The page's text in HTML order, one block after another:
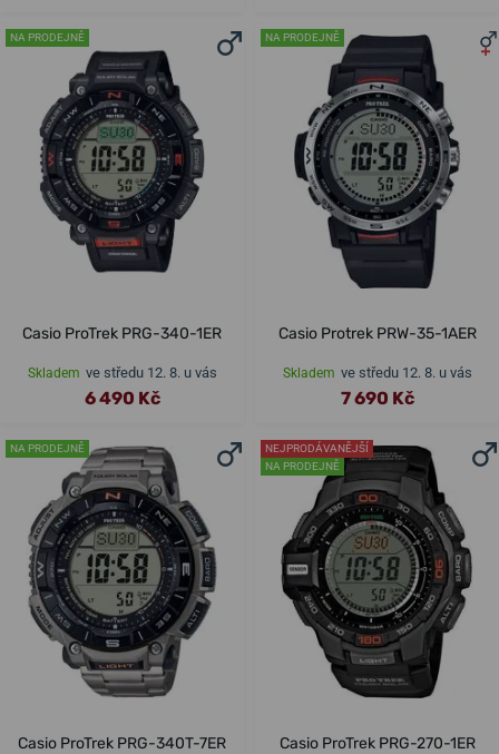
NA PRODEJNĚ
Casio ProTrek PRG-340-1ER
Skladem ve středu 12. 8. u vás
6 490 Kč
NA PRODEJNĚ
Casio Protrek PRW-35-1AER
Skladem ve středu 12. 8. u vás
7 690 Kč
NA PRODEJNĚ
Casio ProTrek PRG-340T-7ER
NEJPRODÁVANĚJŠÍ
NA PRODEJNĚ
Casio ProTrek PRG-270-1ER